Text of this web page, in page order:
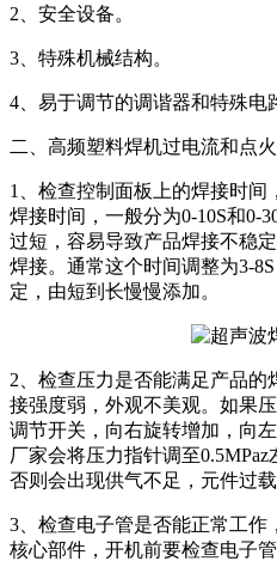
2、安全设备。
3、特殊机械结构。
4、易于调节的调谐器和特殊电
二、高频塑料焊机过电流和点
1、检查控制面板上的焊接时间
焊接时间，一般分为0-10S和0-
过短，容易导致产品焊接不稳
焊接。通常这个时间调整为3-
定，由短到长慢慢添加。
2、检查压力是否能满足产品
接强度弱，外观不美观。如果
调节开关，向右旋转增加，向
厂家会将压力指针调至0.5MPaz
否则会出现供气不足，元件过
3、检查电子管是否能正常工作
核心部件，开机前要检查电子